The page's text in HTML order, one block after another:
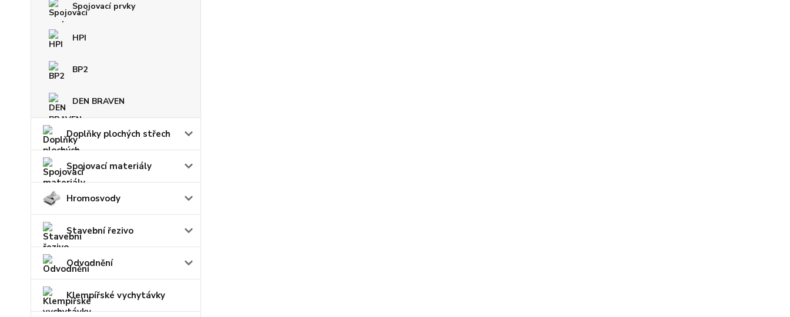
Spojovací prvky
HPI
BP2
DEN BRAVEN
Doplňky plochých střech
Spojovací materiály
Hromosvody
Stavební řezivo
Odvodnění
Klempířské vychytávky